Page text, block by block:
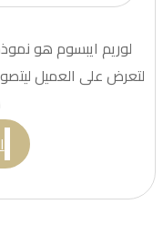
لوريم ايبسوم هو
لتعرض على العميل